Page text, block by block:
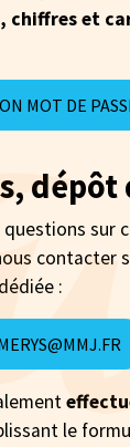
chiffres et
MOT DE
dépôt
questions sur
contacter
:
le